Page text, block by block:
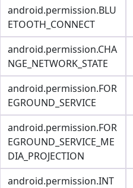
android.permission.BLU
ETOOTH_CONNECT
android.permission.CHA
NGE_NETWORK_STATE
android.permission.FOR
EGROUND_SERVICE
android.permission.FOR
EGROUND_SERVICE_ME
DIA_PROJECTION
android.permission.INT